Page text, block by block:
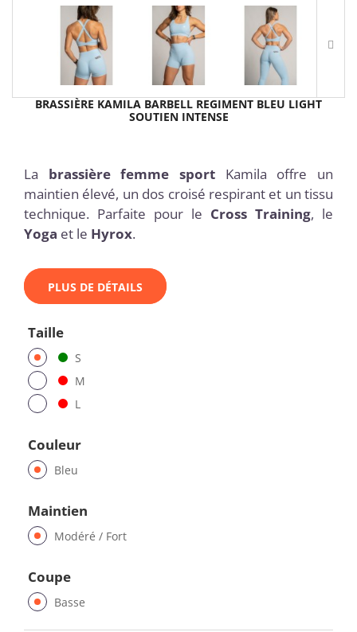
BRASSIÈRE KAMILA BARBELL REGIMENT BLEU LIGHT
SOUTIEN INTENSE
La brassière femme sport Kamila offre un
maintien élevé, un dos croisé respirant et un tissu
technique. Parfaite pour le Cross Training, le
Yoga et le Hyrox.
PLUS DE DÉTAILS
Taille
S
M
L
Couleur
Bleu
Maintien
Modéré / Fort
Coupe
Basse